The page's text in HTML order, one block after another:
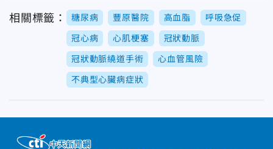
相關標籤： 糖尿病 豐原醫院 高血脂 呼吸急促
冠心病 心肌梗塞 冠狀動脈
冠狀動脈繞道手術 心血管風險
不典型心臟病症狀